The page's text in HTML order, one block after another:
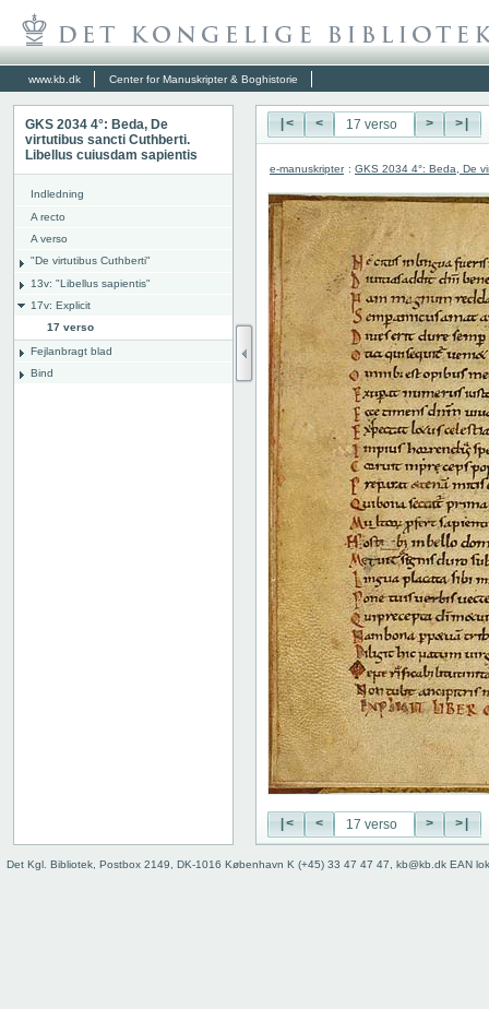
www.kb.dk Center for Manuskripter & Boghistorie
GKS 2034 4°: Beda, De
virtutibus sancti Cuthberti.
Libellus cuiusdam sapientis
Indledning
A recto
A verso
"De virtutibus Cuthberti"
13v: "Libellus sapientis"
17v: Explicit
17 verso
Fejlanbragt blad
Bind
|< < > >|
e-manuskripter : GKS 2034 4°: Beda, De
|< < > >|
Det Kgl. Bibliotek, Postbox 2149, DK-1016 København K (+45) 33 47 47 47, kb@kb.dk EAN